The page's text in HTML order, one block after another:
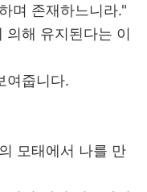
며 존재하느니라."
의해 유지된다는 이
여줍니다.
모태에서 나를 만